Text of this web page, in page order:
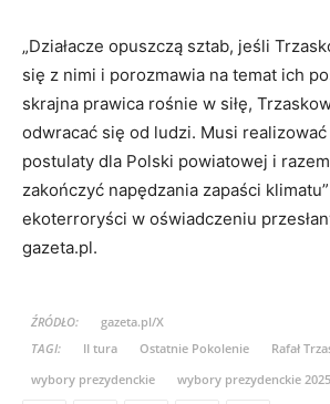
„Działacze opuszczą sztab, jeśli
się z nimi i porozmawia na temat ich
skrajna prawica rośnie w siłę,
odwracać się od ludzi. Musi realizować
postulaty dla Polski powiatowej i
zakończyć napędzania zapaści
ekoterroryści w oświadczeniu
gazeta.pl.
ŹRÓDŁO:
gazeta.pl/X
TAGI:
II tura Ostatnie Pokolenie
Rafał
wybory prezydenckie
wybory prezydenckie 2025